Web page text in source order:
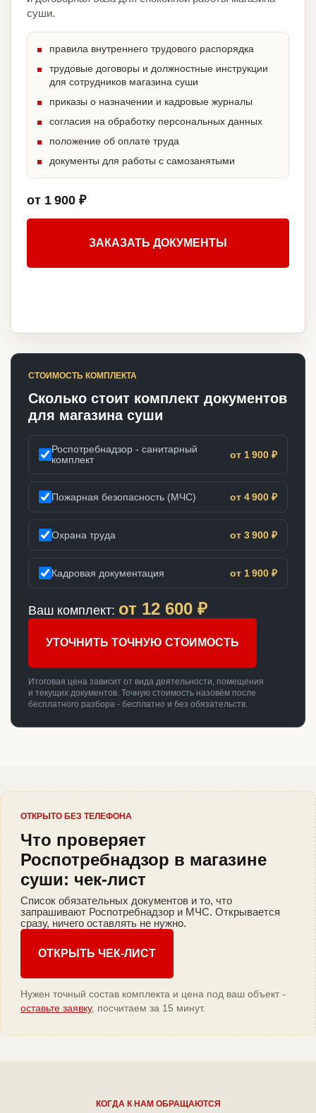
суши.
правила внутреннего трудового распорядка
трудовые договоры и должностные инструкции
для сотрудников магазина суши
приказы о назначении и кадровые журналы
согласия на обработку персональных данных
положение об оплате труда
документы для работы с самозанятыми
от 1 900 ₽
ЗАКАЗАТЬ ДОКУМЕНТЫ
СТОИМОСТЬ КОМПЛЕКТА
Сколько стоит комплект документов
для магазина суши
Роспотребнадзор - санитарный
комплект
от 1 900 ₽
Пожарная безопасность (МЧС) от 4 900 ₽
Охрана труда от 3 900 ₽
Кадровая документация от 1 900 ₽
Ваш комплект: от 12 600 ₽
УТОЧНИТЬ ТОЧНУЮ СТОИМОСТЬ
Итоговая цена зависит от вида деятельности, помещения
и текущих документов. Точную стоимость назовём после
бесплатного разбора - бесплатно и без обязательств.
ОТКРЫТО БЕЗ ТЕЛЕФОНА
Что проверяет
Роспотребнадзор в магазине
суши: чек-лист
Список обязательных документов и то, что
запрашивают Роспотребнадзор и МЧС. Открывается
сразу, ничего оставлять не нужно.
ОТКРЫТЬ ЧЕК-ЛИСТ
Нужен точный состав комплекта и цена под ваш объект -
оставьте заявку, посчитаем за 15 минут.
КОГДА К НАМ ОБРАЩАЮТСЯ